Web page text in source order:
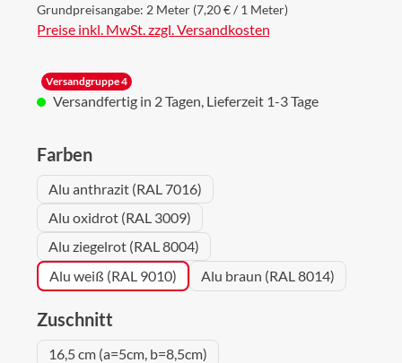
Grundpreisangabe: 2 Meter (7,20 € / 1 Meter)
Preise inkl. MwSt. zzgl. Versandkosten
Versandgruppe 4
Versandfertig in 2 Tagen, Lieferzeit 1-3 Tage
Farbenauswählen
Alu anthrazit (RAL 7016)
Alu oxidrot (RAL 3009)
Alu ziegelrot (RAL 8004)
Alu weiß (RAL 9010)
Alu braun (RAL 8014)
Zuschnitt
16,5 cm (a=5cm, b=8,5cm)